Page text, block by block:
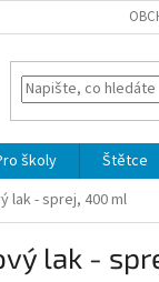
školy Štětce
lak - sprej, 400 ml
lak -